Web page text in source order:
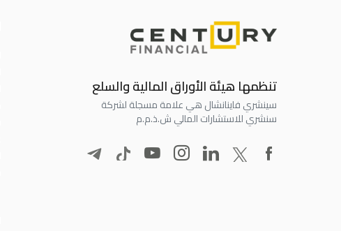
تنظمها هيئة الأوراق المالية والسلع
سينشري فاينانشال هي علامة مسجلة لشركة
سنشري للاستشارات المالي ش.ذ.م.م